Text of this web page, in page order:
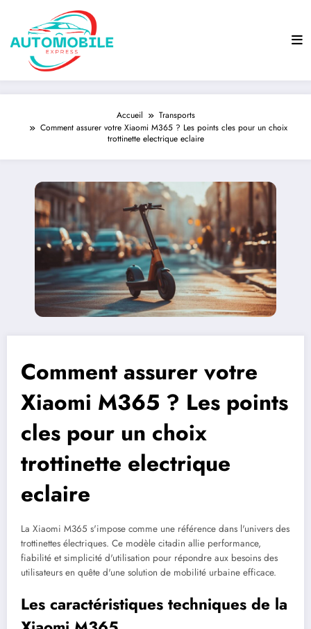
Accueil
Transports
Comment assurer votre Xiaomi M365 ? Les points cles pour un choix
trottinette electrique eclaire
Comment assurer votre
Xiaomi M365 ? Les points
cles pour un choix
trottinette electrique
eclaire
La Xiaomi M365 s'impose comme une référence dans l'univers des
trottinettes électriques. Ce modèle citadin allie performance,
fiabilité et simplicité d'utilisation pour répondre aux besoins des
utilisateurs en quête d'une solution de mobilité urbaine efficace.
Les caractéristiques techniques de la